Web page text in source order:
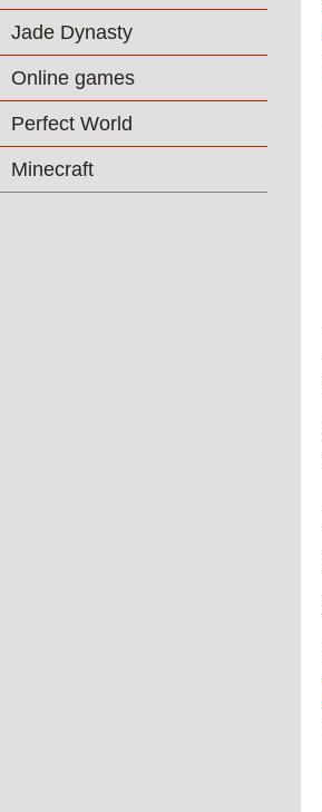
Jade Dynasty
Online games
Perfect World
Minecraft